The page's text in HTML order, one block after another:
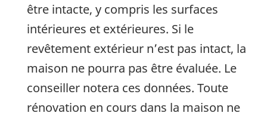
être intacte, y compris les surfaces
intérieures et extérieures. Si le
revêtement extérieur n’est pas intact, la
maison ne pourra pas être évaluée. Le
conseiller notera ces données. Toute
rénovation en cours dans la maison ne